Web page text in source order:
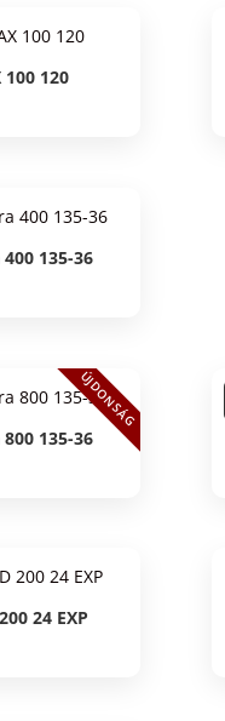
100 120
135-36
ÚJDONSÁG
135-36
24 EXP